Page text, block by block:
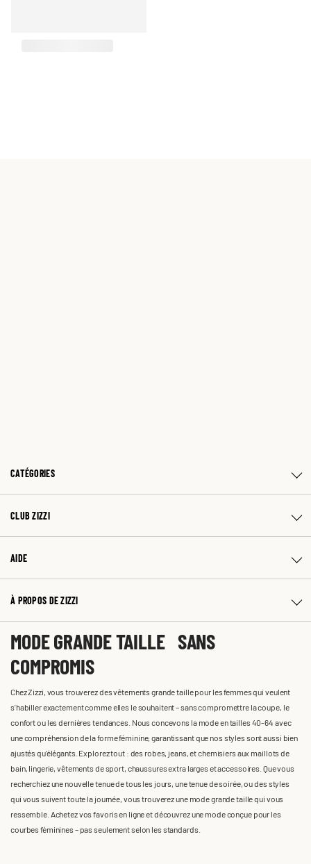
CATÉGORIES
CLUB ZIZZI
AIDE
À PROPOS DE ZIZZI
MODE GRANDE TAILLE SANS
COMPROMIS
Chez Zizzi, vous trouverez des vêtements grande taille pour les femmes qui veulent
s'habiller exactement comme elles le souhaitent – sans compromettre la coupe, le
confort ou les dernières tendances. Nous concevons la mode en tailles 40-64 avec
une compréhension de la forme féminine, garantissant que nos styles sont aussi bien
ajustés qu'élégants. Explorez tout : des robes, jeans, et chemisiers aux maillots de
bain, lingerie, vêtements de sport, chaussures extra larges et accessoires. Que vous
recherchiez une nouvelle tenue de tous les jours, une tenue de soirée, ou des styles
qui vous suivent toute la journée, vous trouverez une mode grande taille qui vous
ressemble. Achetez vos favoris en ligne et découvrez une mode conçue pour les
courbes féminines – pas seulement selon les standards.